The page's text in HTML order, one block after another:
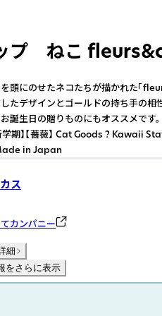
プ ねこ
頭にのせたネコたちが描かれた「
たデザインとゴールドの持ち手の相
生日の贈りものにもオススメです。 【
新学期】【薔薇】 Cat Goods ?
in Japan
ス
カンパニー
細
をさらに表示